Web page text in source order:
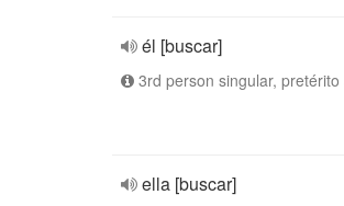
él [buscar]
3rd person singular,
ella [buscar]